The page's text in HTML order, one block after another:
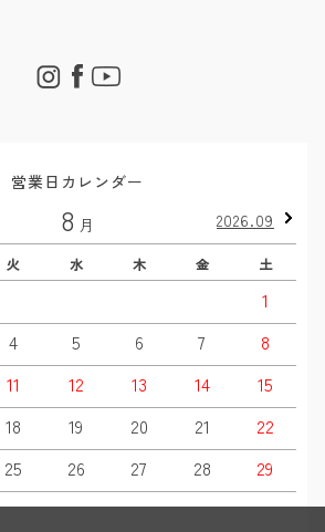
営業日カレンダー
8 月 2026.09
火 水 木 金 土
1
4 5 6 7
8
11 12 13 14
15
18 19 20 21
22
25 26 27 28
29